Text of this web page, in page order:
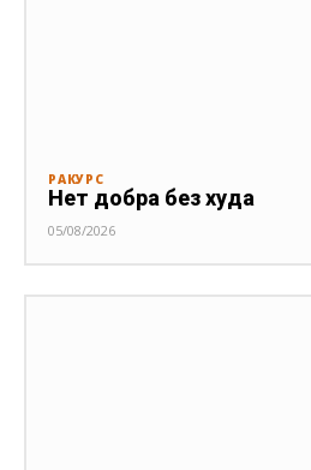
РАКУРС
Нет добра без худа
05/08/2026